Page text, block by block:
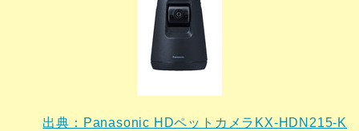
出典：Panasonic HDペットカメラKX-HDN215-K